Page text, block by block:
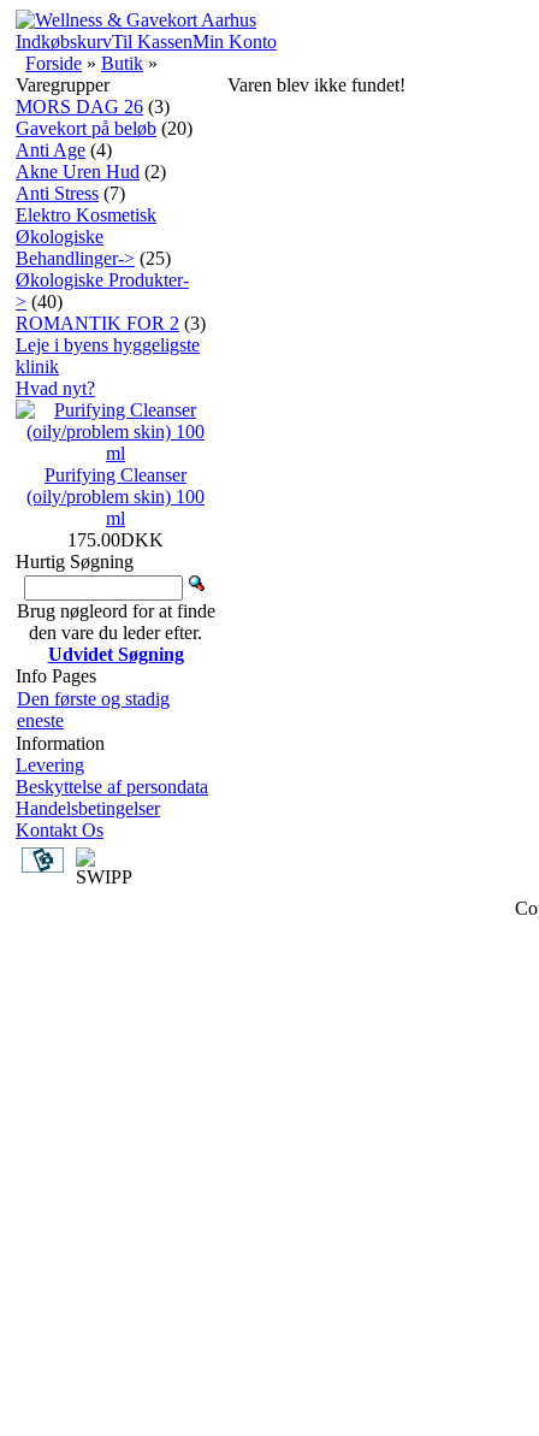
IndkøbskurvTil KassenMin Konto
Forside » Butik »
Varen blev ikke fundet!
Varegrupper
MORS DAG 26 (3)
Gavekort på beløb (20)
Anti Age (4)
Akne Uren Hud (2)
Anti Stress (7)
Elektro Kosmetisk
Økologiske
Behandlinger-> (25)
Økologiske Produkter-
> (40)
ROMANTIK FOR 2 (3)
Leje i byens hyggeligste
klinik
Hvad nyt?
Purifying Cleanser
(oily/problem skin) 100
ml
175.00DKK
Hurtig Søgning
Brug nøgleord for at finde
den vare du leder efter.
Udvidet Søgning
Info Pages
Den første og stadig
eneste
Information
Levering
Beskyttelse af persondata
Handelsbetingelser
Kontakt Os